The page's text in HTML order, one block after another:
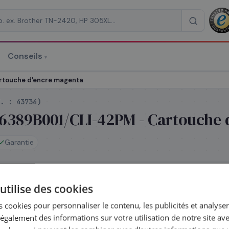
Conseils ▾
d'encre magenta
: 43734)
CLI-42PM -
Garantie
jour même — commandez avant 14h
la sérieCLI-42
*
des cookies
cookies pour personnaliser le contenu, les publicités et
des informations sur votre utilisation de notre site